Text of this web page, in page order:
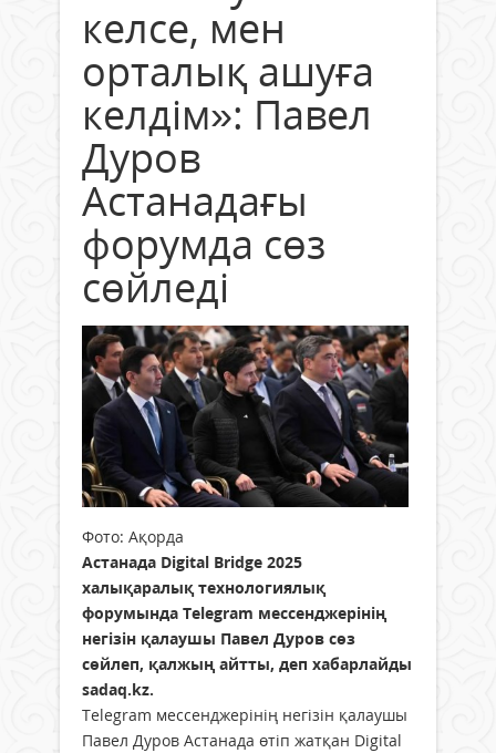
келсе, мен
орталық ашуға
келдім»: Павел
Дуров
Астанадағы
форумда сөз
сөйледі
Фото: Ақорда
Астанада Digital Bridge 2025
халықаралық технологиялық
форумында Telegram мессенджерінің
негізін қалаушы Павел Дуров сөз
сөйлеп, қалжың айтты, деп хабарлайды
sadaq.kz.
Telegram мессенджерінің негізін қалаушы
Павел Дуров Астанада өтіп жатқан Digital